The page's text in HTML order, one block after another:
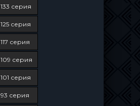
133 серия
125 серия
117 серия
109 серия
101 серия
93 серия